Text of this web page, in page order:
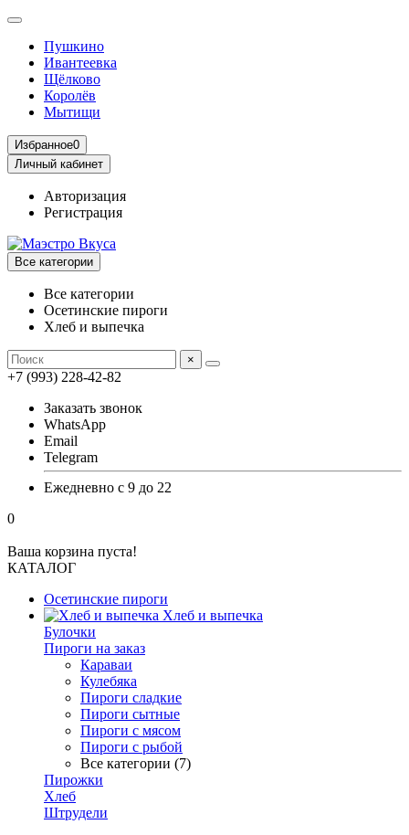
Пушкино
Ивантеевка
Щёлково
Королёв
Мытищи
Избранное0
Личный кабинет
Авторизация
Регистрация
Все категории
Все категории
Осетинские пироги
Хлеб и выпечка
×
+7 (993) 228-42-82
Заказать звонок
WhatsApp
Email
Telegram
Ежедневно с 9 до 22
0
Ваша корзина пуста!
КАТАЛОГ
Осетинские пироги
Хлеб и выпечка
Булочки
Пироги на заказ
Караваи
Кулебяка
Пироги сладкие
Пироги сытные
Пироги с мясом
Пироги с рыбой
Все категории (7)
Пирожки
Хлеб
Штрудели